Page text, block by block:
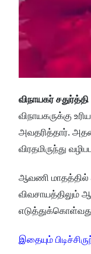
விநாயகர் சதுர்த்தி
விநாயகருக்கு
அவதரித்தார்.
விரதமிருந்து
ஆவணி மாதத்தில்
விவசாயத்திலும்
இதையும்